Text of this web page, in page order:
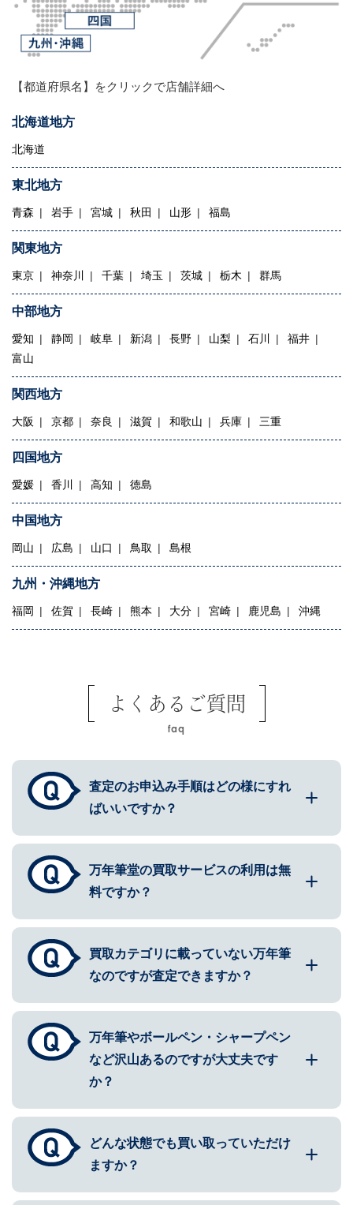
【都道府県名】をクリックで店舗詳細へ
北海道地方
北海道
東北地方
青森 岩手 宮城 秋田 山形 福島
関東地方
東京 神奈川 千葉 埼玉 茨城 栃木 群馬
中部地方
愛知 静岡 岐阜 新潟 長野 山梨 石川
福井
富山
関西地方
大阪 京都 奈良 滋賀 和歌山 兵庫 三重
四国地方
愛媛 香川 高知 徳島
中国地方
岡山 広島 山口 鳥取 島根
九州・沖縄地方
福岡 佐賀 長崎 熊本 大分 宮崎 鹿児島 沖縄
よくあるご質問
faq
査定のお申込み手順はどの様にすれ
ばいいですか？
万年筆堂の買取サービスの利用は無
料ですか？
買取カテゴリに載っていない万年筆
なのですが査定できますか？
万年筆やボールペン・シャープペン
など沢山あるのですが大丈夫です
か？
どんな状態でも買い取っていただけ
ますか？